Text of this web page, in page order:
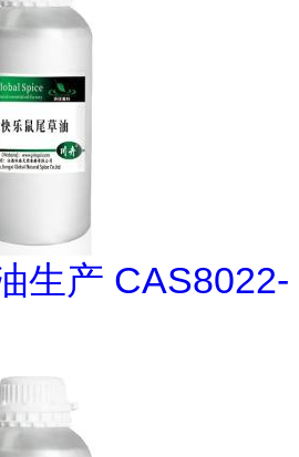
生产 CAS8022-